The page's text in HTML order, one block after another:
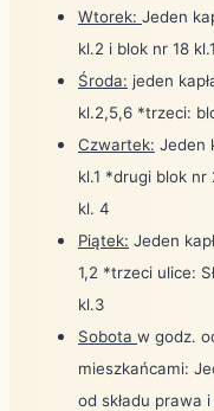
Wtorek: Jeden
kl.2 i blok nr 18
Środa: jeden
kl.2,5,6 *trzeci:
Czwartek: Jeden
kl.1 *drugi blok
kl. 4
Piątek: Jeden
1,2 *trzeci ulice:
kl.3
Sobota w godz.
mieszkańcami:
od składu prawa